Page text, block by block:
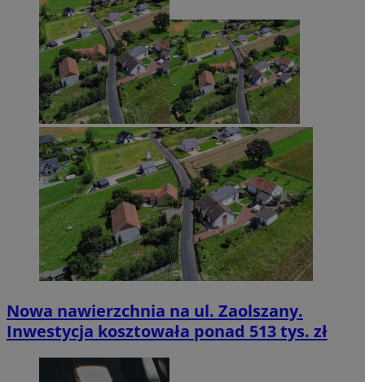
Nowa nawierzchnia na ul. Zaolszany.
Inwestycja kosztowała ponad 513 tys. zł